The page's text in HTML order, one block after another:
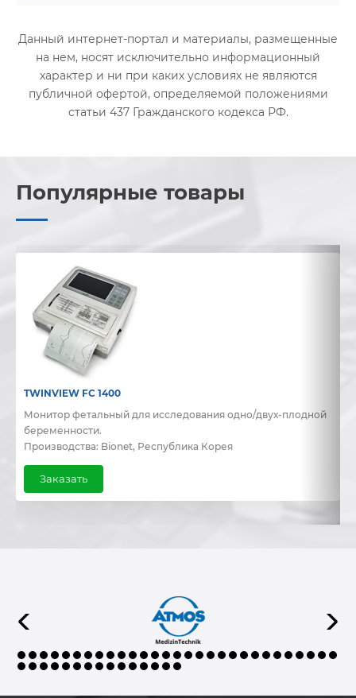
Данный интернет-портал и материалы, размещенные
на нем, носят исключительно информационный
характер и ни при каких условиях не являются
публичной офертой, определяемой положениями
статьи 437 Гражданского кодекса РФ.
Популярные товары
TWINVIEW FC 1400
Монитор фетальный для исследования одно/двух-плодной
беременности.
Производства: Bionet, Республика Корея
Заказать